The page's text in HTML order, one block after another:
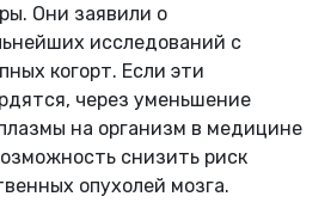
Они заявили о
исследований с
когорт. Если эти
через уменьшение
на организм в медицине
снизить риск
опухолей мозга.